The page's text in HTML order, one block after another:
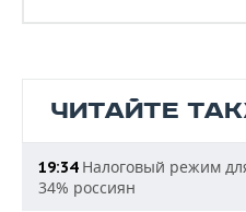
ЧИТАЙТЕ
19:34Налоговый режим
34% россиян